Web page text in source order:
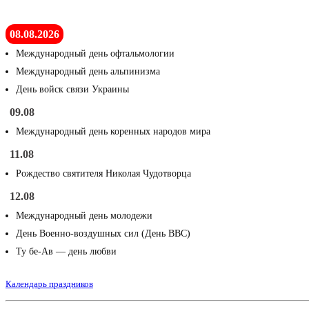
08.08.2026
Международный день офтальмологии
Международный день альпинизма
День войск связи Украины
09.08
Международный день коренных народов мира
11.08
Рождество святителя Николая Чудотворца
12.08
Международный день молодежи
День Военно-воздушных сил (День ВВС)
Ту бе-Ав — день любви
Календарь праздников